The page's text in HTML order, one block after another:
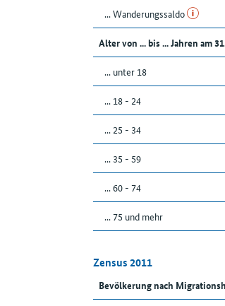
... Wanderungssaldo
Alter von ... bis ... Jahren am
... unter 18
... 18 - 24
... 25 - 34
... 35 - 59
... 60 - 74
... 75 und mehr
Zensus 2011
Bevölkerung nach